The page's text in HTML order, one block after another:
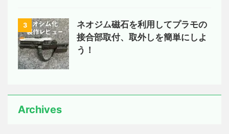
3
ネオジム磁石を利用してプラモの
接合部取付、取外しを簡単にしよ
う！
Archives